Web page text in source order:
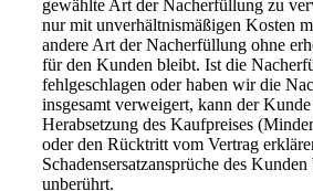
gewählte Art der Nacherfüllung zu
nur mit unverhältnismäßigen Kosten
andere Art der Nacherfüllung ohne
für den Kunden bleibt. Ist die
fehlgeschlagen oder haben wir die
insgesamt verweigert, kann der
Herabsetzung des Kaufpreises
oder den Rücktritt vom Vertrag
Schadensersatzansprüche des
unberührt.